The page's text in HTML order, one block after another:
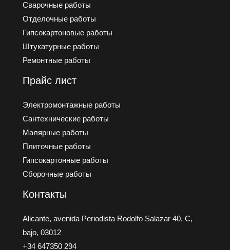
Сварочные работы
Отделочные работы
Гипсокартоновые работы
Штукатурные работы
Ремонтные работы
Прайс лист
Электромонтажные работы
Сантехнические работы
Малярные работы
Плиточные работы
Гипсокартонные работы
Сборочные работы
Контакты
Alicante, avenida Periodista Rodolfo Salazar 40, C,
bajo, 03012
+34 647350 294